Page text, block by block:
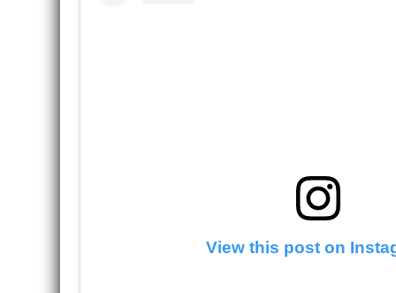
View this post on